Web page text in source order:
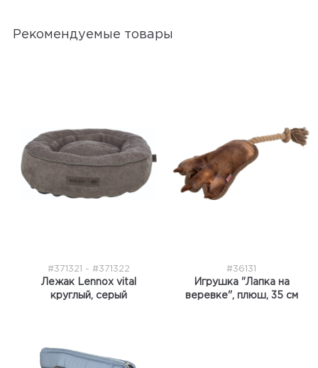
Рекомендуемые товары
#371321 - #371322
Лежак Lennox vital
круглый, серый
#36131
Игрушка "Лапка на
веревке", плюш, 35 см